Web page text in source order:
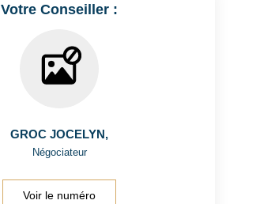
Votre Conseiller :
GROC JOCELYN,
Négociateur
Voir le numéro